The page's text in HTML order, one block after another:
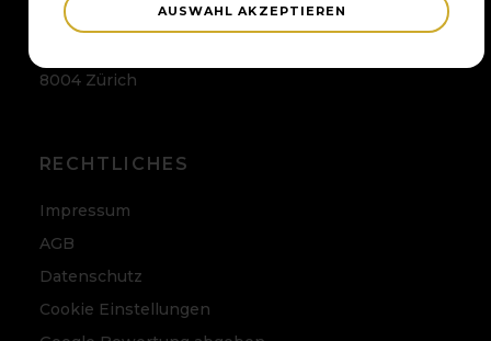
Maybaum AG
8004 Zürich
RECHTLICHES
Impressum
AGB
Datenschutz
Cookie Einstellungen
AUSWAHL AKZEPTIEREN